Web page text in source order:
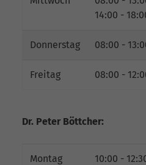
14:00 -
Donnerstag 08:00 -
Freitag 08:00 -
Dr. Peter Böttcher:
Montag 10:00